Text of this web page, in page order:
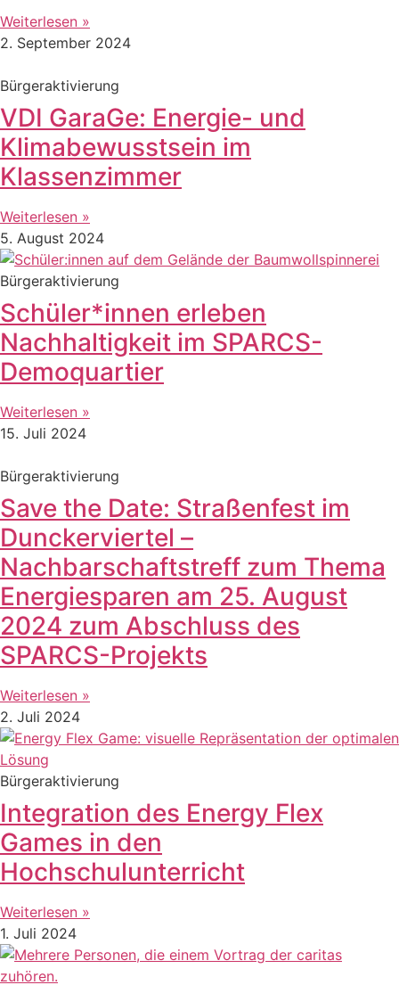
Weiterlesen »
2. September 2024
Bürgeraktivierung
VDI GaraGe: Energie- und
Klimabewusstsein im
Klassenzimmer
Weiterlesen »
5. August 2024
Bürgeraktivierung
Schüler*innen erleben
Nachhaltigkeit im SPARCS-
Demoquartier
Weiterlesen »
15. Juli 2024
Bürgeraktivierung
Save the Date: Straßenfest im
Dunckerviertel –
Nachbarschaftstreff zum Thema
Energiesparen am 25. August
2024 zum Abschluss des
SPARCS-Projekts
Weiterlesen »
2. Juli 2024
Bürgeraktivierung
Integration des Energy Flex
Games in den
Hochschulunterricht
Weiterlesen »
1. Juli 2024